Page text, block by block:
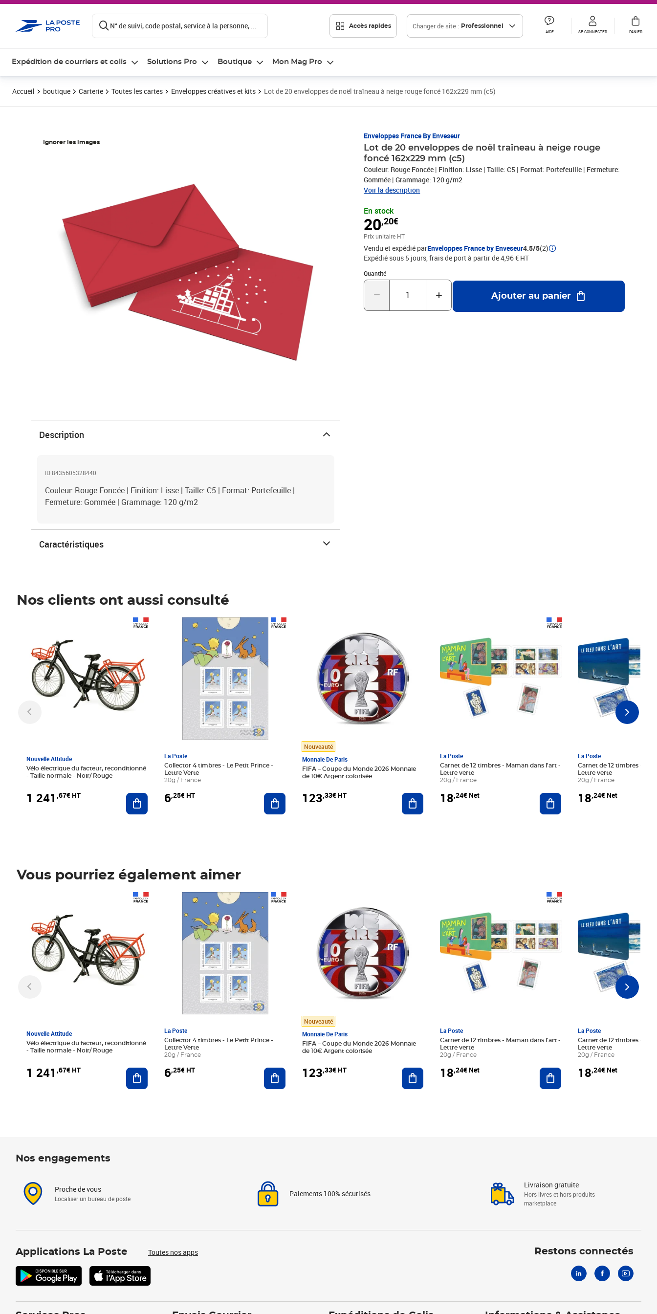
N° de suivi, code postal, service à la personne, ... Accès rapides Changer de site : Professionnel
AIDE SE CONNECTER PANIER
Expédition de courriers et colis Solutions Pro Boutique Mon Mag Pro
Accueil boutique Carterie Toutes les cartes Enveloppes créatives et kits Lot de 20 enveloppes de noël traîneau à neige rouge foncé 162x229 mm (c5)
Ignorer les images
Enveloppes France By Enveseur
Lot de 20 enveloppes de noël traîneau à neige rouge
foncé 162x229 mm (c5)
Couleur: Rouge Foncée | Finition: Lisse | Taille: C5 | Format: Portefeuille | Fermeture:
Gommée | Grammage: 120 g/m2
Voir la description
En stock
20,20€
Prix 20,20€
Prix unitaire HT
Vendu et expédié parEnveloppes France by Enveseur4.5/5(2)
Expédié sous 5 jours, frais de port à partir de 4,96 € HT
Quantité
Quantité : 1
Ajouter au panier
Description
ID 8435605328440
Couleur: Rouge Foncée | Finition: Lisse | Taille: C5 | Format: Portefeuille |
Fermeture: Gommée | Grammage: 120 g/m2
Caractéristiques
Nos clients ont aussi consulté
Nouvelle Attitude
Vélo électrique du facteur, reconditionné
- Taille normale - Noir/ Rouge
1 241 ,67€ HT Ajouter au panier
La Poste
Collector 4 timbres - Le Petit Prince -
Lettre Verte
20g / France
6,25€ HT
Prix 6,25€ HT
Ajouter au panier
Nouveauté
Monnaie De Paris
FIFA – Coupe du Monde 2026 Monnaie
de 10€ Argent colorisée
123,33€ HT Ajouter au panier
La Poste
Carnet de 12 timbres - Maman dans l'art -
Lettre verte
20g / France
18,24€ Net Ajouter au panier
La Poste
Carnet de 12 timbres - Le
Lettre verte
20g / France
18,24€ Net
Vous pourriez également aimer
Nouvelle Attitude
Vélo électrique du facteur, reconditionné
- Taille normale - Noir/ Rouge
1 241 ,67€ HT Ajouter au panier
La Poste
Collector 4 timbres - Le Petit Prince -
Lettre Verte
20g / France
6,25€ HT
Prix 6,25€ HT
Ajouter au panier
Nouveauté
Monnaie De Paris
FIFA – Coupe du Monde 2026 Monnaie
de 10€ Argent colorisée
123,33€ HT Ajouter au panier
La Poste
Carnet de 12 timbres - Maman dans l'art -
Lettre verte
20g / France
18,24€ Net Ajouter au panier
La Poste
Carnet de 12 timbres - Le
Lettre verte
20g / France
18,24€ Net
Nos engagements
Proche de vous
Localiser un bureau de poste
Paiements 100% sécurisés
Livraison gratuite
Hors livres et hors produits
marketplace
Applications La Poste Toutes nos apps Restons connectés